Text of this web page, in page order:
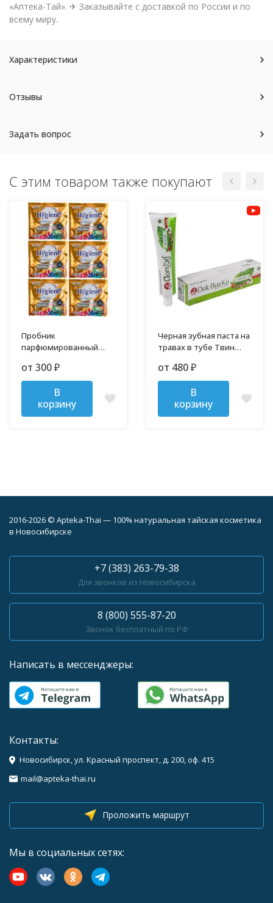
«Аптека-Тай». ✈ Заказывайте с доставкой по России и по
всему миру.
Характеристики
Отзывы
Задать вопрос
С этим товаром также покупают
Пробник
парфюмированный
мягкости белья HYGIENE
20 мл
от 300 ₽
В
корзину
Черная зубная паста на
травах в тубе Твин
от 480 ₽
В
корзину
2016-2026 © Apteka-Thai — 100% натуральная тайская косметика
в Новосибирске
+7 (383) 263-79-38
Для звонков из Новосибирска
8 (800) 555-87-20
Звонок бесплатный по РФ
Написать в мессенджеры:
Контакты:
Новосибирск, ул. Красный проспект, д. 200, оф. 415
mail@apteka-thai.ru
Проложить маршрут
Мы в социальных сетях: